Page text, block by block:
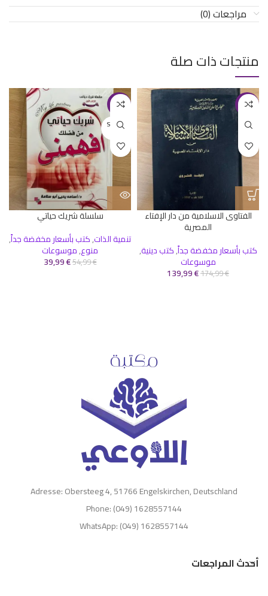
مراجعات (0)
منتجات ذات صلة
-20%
الفتاوى الاسلامية من دار الإفتاء
المصرية
كتب بأسعار مخفضة جداً,كتب دينية,
موسوعات
174,99€
139,99€
-27%
SOLD O
UT
سلسلة شريك حياتي
تنمية الذات,كتب بأسعار مخفضة جداً,
منوع,موسوعات
54,99€
39,99€
Adresse: Obersteeg 4, 51766 Engelskirchen, Deutschland
Phone: (049) 1628557144
WhatsApp: (049) 1628557144
أحدث المراجعات